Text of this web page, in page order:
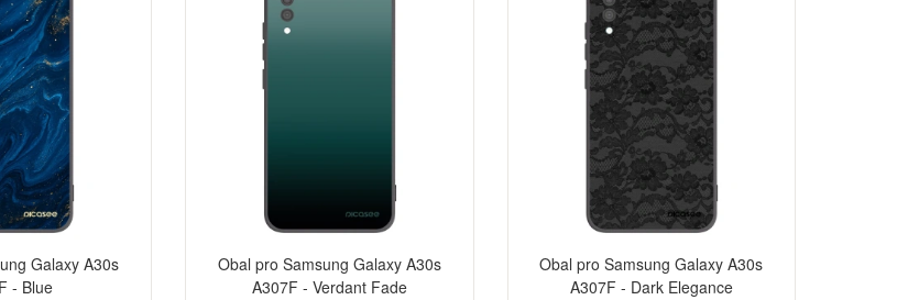
Galaxy A30s
- Blue
Obal pro Samsung Galaxy A30s
A307F - Verdant Fade
Obal pro Samsung Galaxy A30s
A307F - Dark Elegance